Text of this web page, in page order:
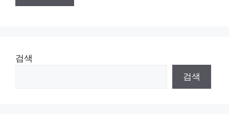
검색
검색